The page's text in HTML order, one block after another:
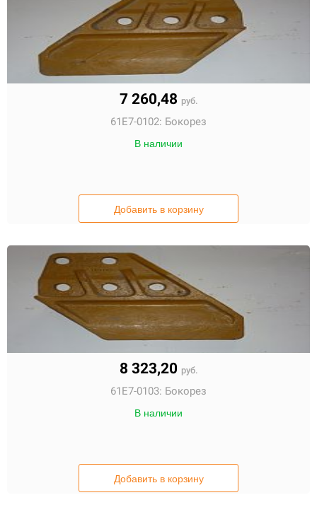
7 260,48 руб.
61E7-0102: Бокорез
В наличии
Добавить в корзину
8 323,20 руб.
61E7-0103: Бокорез
В наличии
Добавить в корзину